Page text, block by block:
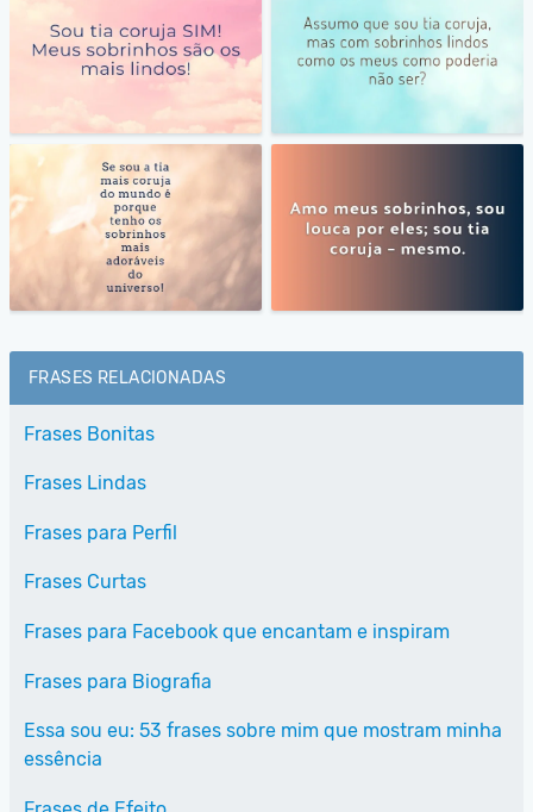
FRASES RELACIONADAS
Frases Bonitas
Frases Lindas
Frases para Perfil
Frases Curtas
Frases para Facebook que encantam e inspiram
Frases para Biografia
Essa sou eu: 53 frases sobre mim que mostram minha
essência